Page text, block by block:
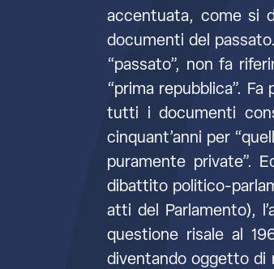
accentuata, come si
documenti del
“passato”, non fa
“prima repubblica”.
tutti i documenti
cinquant’anni per
puramente private”.
dibattito politico-
atti del Parlamento),
questione risale al
diventando oggetto di